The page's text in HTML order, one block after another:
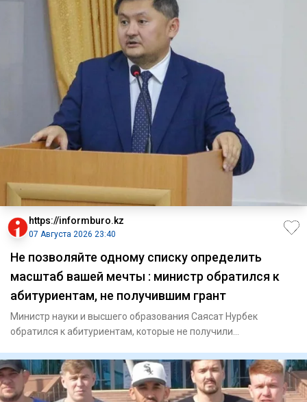
https://informburo.kz
07 Августа 2026 23:40
Не позволяйте одному списку определить
масштаб вашей мечты : министр обратился к
абитуриентам, не получившим грант
Министр науки и высшего образования Саясат Нурбек
обратился к абитуриентам, которые не получили